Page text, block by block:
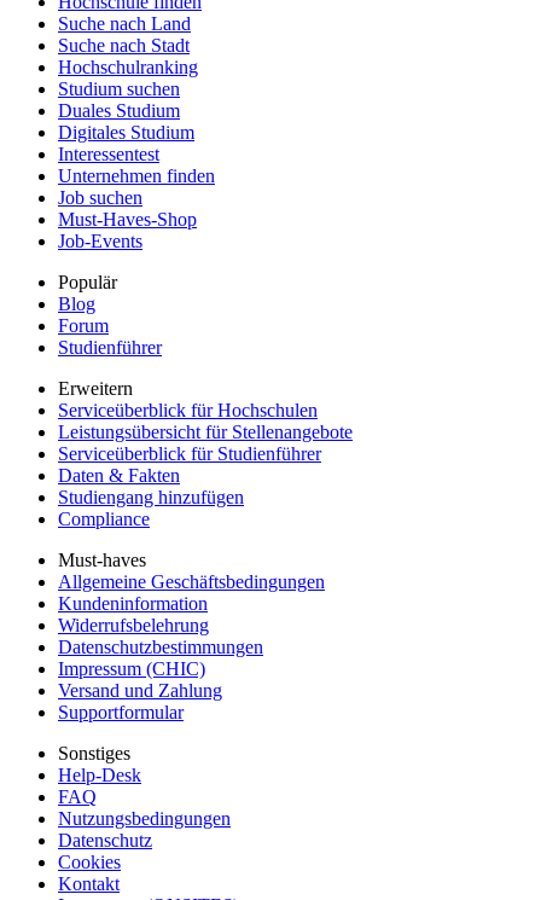
Suche nach Land
Suche nach Stadt
Hochschulranking
Studium suchen
Duales Studium
Digitales Studium
Interessentest
Unternehmen finden
Job suchen
Must-Haves-Shop
Job-Events
Populär
Blog
Forum
Studienführer
Erweitern
Serviceüberblick für Hochschulen
Leistungsübersicht für Stellenangebote
Serviceüberblick für Studienführer
Daten & Fakten
Studiengang hinzufügen
Compliance
Must-haves
Allgemeine Geschäftsbedingungen
Kundeninformation
Widerrufsbelehrung
Datenschutzbestimmungen
Impressum (CHIC)
Versand und Zahlung
Supportformular
Sonstiges
Help-Desk
FAQ
Nutzungsbedingungen
Datenschutz
Cookies
Kontakt